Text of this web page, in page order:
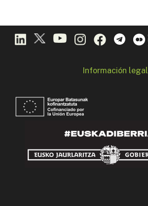
Información legal